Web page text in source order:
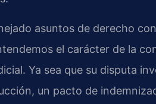
asuntos de derecho
el carácter de la
Ya sea que su disputa
un pacto de